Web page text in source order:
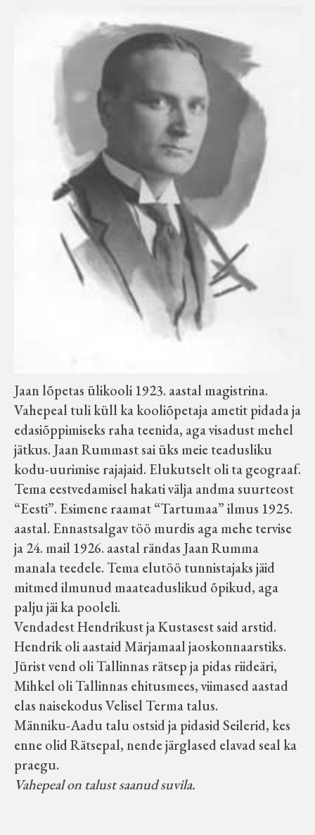
Jaan lõpetas ülikooli 1923. aastal magistrina.
Vahepeal tuli küll ka kooliõpetaja ametit pidada ja
edasiõppimiseks raha teenida, aga visadust mehel
jätkus. Jaan Rummast sai üks meie teadusliku
kodu-uurimise rajajaid. Elukutselt oli ta geograaf.
Tema eestvedamisel hakati välja andma suurteost
“Eesti”. Esimene raamat “Tartumaa” ilmus 1925.
aastal. Ennastsalgav töö murdis aga mehe tervise
ja 24. mail 1926. aastal rändas Jaan Rumma
manala teedele. Tema elutöö tunnistajaks jäid
mitmed ilmunud maateaduslikud õpikud, aga
palju jäi ka pooleli.
Vendadest Hendrikust ja Kustasest said arstid.
Hendrik oli aastaid Märjamaal jaoskonnaarstiks.
Jürist vend oli Tallinnas rätsep ja pidas riideäri,
Mihkel oli Tallinnas ehitusmees, viimased aastad
elas naisekodus Velisel Terma talus.
Männiku-Aadu talu ostsid ja pidasid Seilerid, kes
enne olid Rätsepal, nende järglased elavad seal ka
praegu.
Vahepeal on talust saanud suvila.